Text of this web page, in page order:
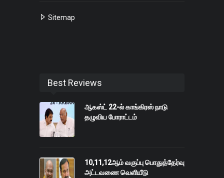
Sitemap
Best Reviews
ஆகஸ்ட் 22-ல் காங்கிரஸ் நாடு
தழுவிய போராட்டம்
10,11,12ஆம் வகுப்பு பொதுத்தேர்வு
அட்டவணை வெளியீடு